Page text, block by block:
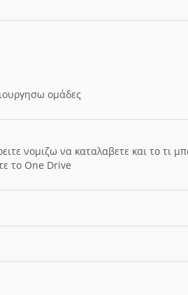
ομάδες
νομιζω να καταλαβετε και το τι
το One Drive